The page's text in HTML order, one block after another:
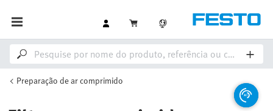
Preparação de ar comprimido